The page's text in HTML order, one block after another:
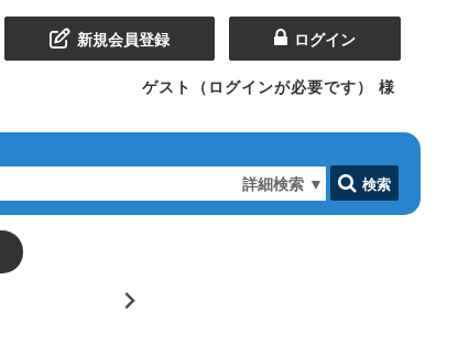
新規会員登録 ログイン
ゲスト（ログインが必要です） 様
詳細検索 ▼ 検索